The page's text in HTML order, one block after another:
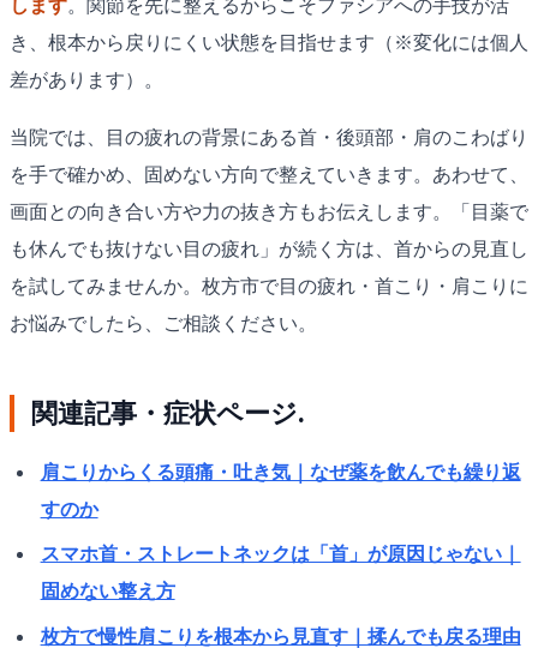
します。関節を先に整えるからこそファシアへの手技が活
き、根本から戻りにくい状態を目指せます（※変化には個人
差があります）。
当院では、目の疲れの背景にある首・後頭部・肩のこわばり
を手で確かめ、固めない方向で整えていきます。あわせて、
画面との向き合い方や力の抜き方もお伝えします。「目薬で
も休んでも抜けない目の疲れ」が続く方は、首からの見直し
を試してみませんか。枚方市で目の疲れ・首こり・肩こりに
お悩みでしたら、ご相談ください。
関連記事・症状ページ.
肩こりからくる頭痛・吐き気｜なぜ薬を飲んでも繰り返
すのか
スマホ首・ストレートネックは「首」が原因じゃない｜
固めない整え方
枚方で慢性肩こりを根本から見直す｜揉んでも戻る理由